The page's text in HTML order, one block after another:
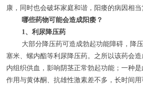
康，同时也会破坏家庭和谐，阳痿的病因相当
哪些药物可能会造成阳痿？
1、利尿降压药
大部分降压药可造成勃起功能障碍，降
塞米、螺内酯等利尿降压药。之所以该药会
内组织供血，影响阴茎正常勃起功能；一种
作用与黄体酮、抗雄性激素差不多，长时间